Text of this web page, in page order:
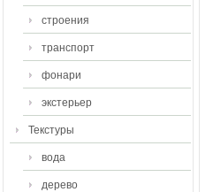
строения
транспорт
фонари
экстерьер
Текстуры
вода
дерево